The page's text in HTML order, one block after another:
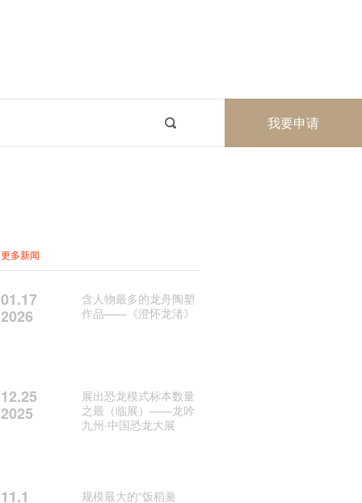
我要申请
更多新闻
01.17
2026
含人物最多的龙舟陶塑
作品——《澄怀龙渚》
12.25
2025
展出恐龙模式标本数量
之最（临展）——龙吟
九州·中国恐龙大展
11.1
规模最大的“饭稻羹